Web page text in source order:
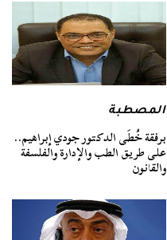
المصطبة
برفقة خُطَى الدكتور جودي إبراهيم..
على طريق الطب والإدارة والفلسفة
والقانون